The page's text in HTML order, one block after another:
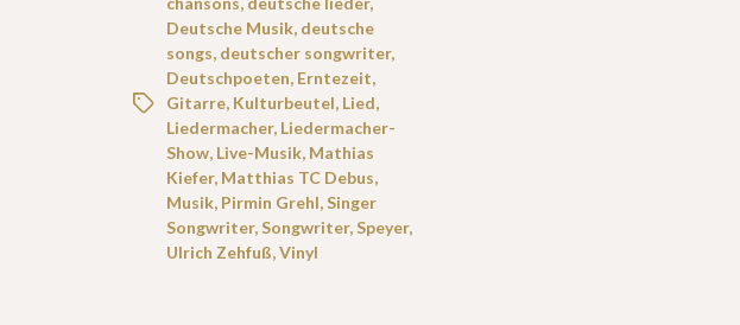
Deutsche Musik, deutsche
songs, deutscher songwriter,
Deutschpoeten, Erntezeit,
Gitarre, Kulturbeutel, Lied,
Liedermacher, Liedermacher-
Show, Live-Musik, Mathias
Kiefer, Matthias TC Debus,
Musik, Pirmin Grehl,Singer
Songwriter,Songwriter,Speyer,
Ulrich Zehfuß,Vinyl